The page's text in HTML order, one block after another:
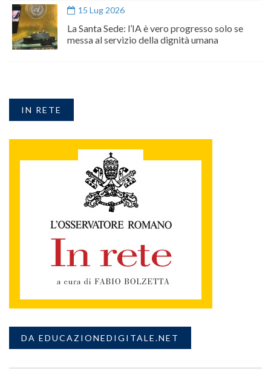
15 Lug 2026
La Santa Sede: l’IA è vero progresso solo se
messa al servizio della dignità umana
IN RETE
DA EDUCAZIONEDIGITALE.NET